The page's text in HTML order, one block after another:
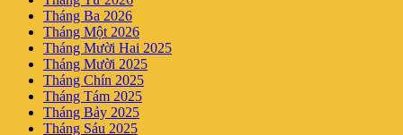
Tháng Ba 2026
Tháng Một 2026
Tháng Mười Hai 2025
Tháng Mười 2025
Tháng Chín 2025
Tháng Tám 2025
Tháng Bảy 2025
Tháng Sáu 2025